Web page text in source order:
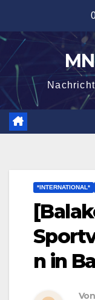
springen
*INTERNATIONAL*
n in
Von